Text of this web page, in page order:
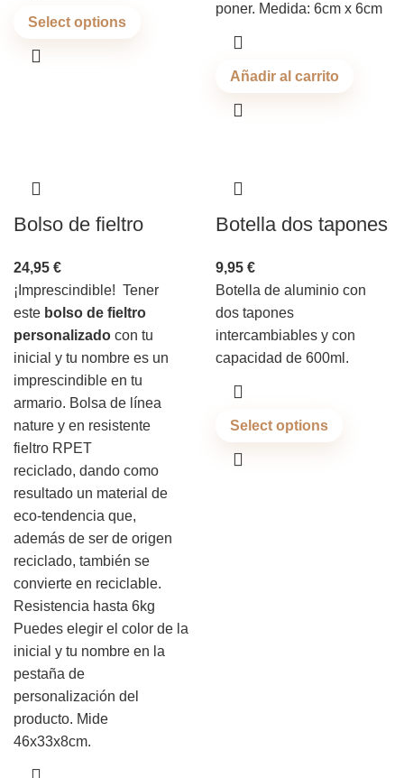
Select options
poner. Medida: 6cm x 6cm
Añadir al carrito
Bolso de fieltro
24,95 €
¡Imprescindible! Tener
este bolso de fieltro
personalizado con tu
inicial y tu nombre es un
imprescindible en tu
armario. Bolsa de línea
nature y en resistente
fieltro RPET
reciclado, dando como
resultado un material de
eco-tendencia que,
además de ser de origen
reciclado, también se
convierte en reciclable.
Resistencia hasta 6kg
Puedes elegir el color de la
inicial y tu nombre en la
pestaña de
personalización del
producto. Mide
46x33x8cm.
Botella dos tapones
9,95 €
Botella de aluminio con
dos tapones
intercambiables y con
capacidad de 600ml.
Select options